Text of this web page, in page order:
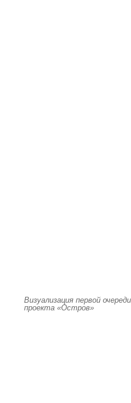
Визуализация первой
проекта «Остров»